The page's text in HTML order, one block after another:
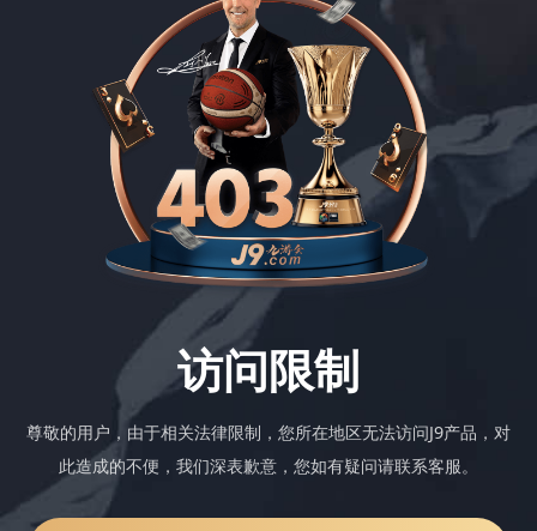
访问限制
尊敬的用户，由于相关法律限制，您所在地区无法访问J9产品，对
此造成的不便，我们深表歉意，您如有疑问请联系客服。